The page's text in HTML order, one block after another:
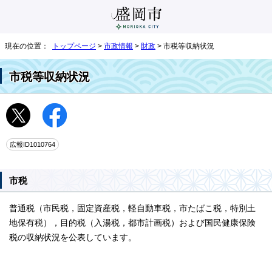
現在の位置： トップページ > 市政情報 > 財政 > 市税等収納状況
市税等収納状況
広報ID1010764
市税
普通税（市民税，固定資産税，軽自動車税，市たばこ税，特別土
地保有税），目的税（入湯税，都市計画税）および国民健康保険
税の収納状況を公表しています。